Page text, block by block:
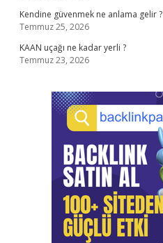
Kendine güvenmek ne anlama gelir ?
Temmuz 25, 2026
KAAN uçağı ne kadar yerli ?
Temmuz 23, 2026